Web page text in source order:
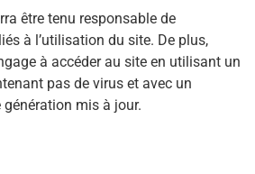
être tenu responsable de
à l’utilisation du site. De plus,
à accéder au site en utilisant un
pas de virus et avec un
mis à jour.